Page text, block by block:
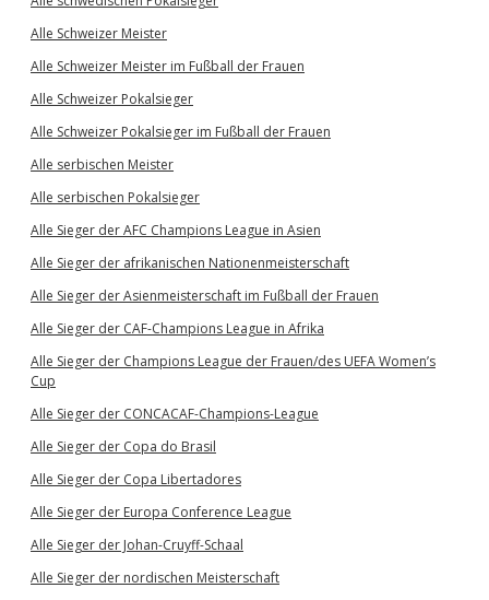
Alle Schweizer Meister
Alle Schweizer Meister im Fußball der Frauen
Alle Schweizer Pokalsieger
Alle Schweizer Pokalsieger im Fußball der Frauen
Alle serbischen Meister
Alle serbischen Pokalsieger
Alle Sieger der AFC Champions League in Asien
Alle Sieger der afrikanischen Nationenmeisterschaft
Alle Sieger der Asienmeisterschaft im Fußball der Frauen
Alle Sieger der CAF-Champions League in Afrika
Alle Sieger der Champions League der Frauen/des UEFA Women’s
Cup
Alle Sieger der CONCACAF-Champions-League
Alle Sieger der Copa do Brasil
Alle Sieger der Copa Libertadores
Alle Sieger der Europa Conference League
Alle Sieger der Johan-Cruyff-Schaal
Alle Sieger der nordischen Meisterschaft